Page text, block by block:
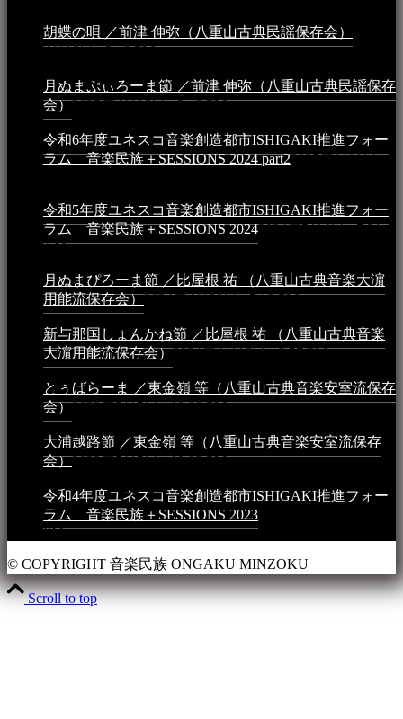
胡蝶の唄 ／前津 伸弥（八重山古典民謡保存会）
4月16日 - 3:48 PM
月ぬまぷぃろーま節 ／前津 伸弥（八重山古典民謡保存
会）2025年4月16日 - 3:48 PM
令和6年度ユネスコ音楽創造都市ISHIGAKI推進フォー
ラム 音楽民族＋SESSIONS 2024 part22025年1月1日 -
10:50 PM
令和5年度ユネスコ音楽創造都市ISHIGAKI推進フォー
ラム 音楽民族＋SESSIONS 20242024年5月4日 - 7:21
AM
月ぬまぴろーま節 ／比屋根 祐 （八重山古典音楽大濵
用能流保存会）2024年4月20日 - 5:19 PM
新与那国しょんかね節 ／比屋根 祐 （八重山古典音楽
大濵用能流保存会）2024年4月16日 - 3:57 PM
とぅばらーま ／東金嶺 等（八重山古典音楽安室流保存
会）2023年5月5日 - 10:08 PM
大浦越路節 ／東金嶺 等（八重山古典音楽安室流保存
会）2023年5月5日 - 10:03 PM
令和4年度ユネスコ音楽創造都市ISHIGAKI推進フォー
ラム 音楽民族＋SESSIONS 20232023年4月4日 - 11:36
PM
© COPYRIGHT 音楽民族 ONGAKU MINZOKU
Scroll to top